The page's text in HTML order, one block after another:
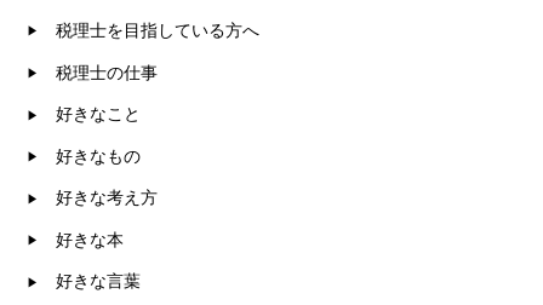
税理士を目指している方へ
税理士の仕事
好きなこと
好きなもの
好きな考え方
好きな本
好きな言葉